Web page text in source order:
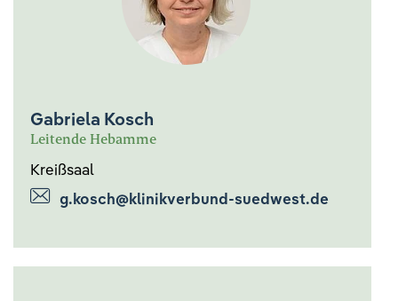
Gabriela Kosch
Leitende Hebamme
Kreißsaal
g.kosch@klinikverbund-suedwest.de